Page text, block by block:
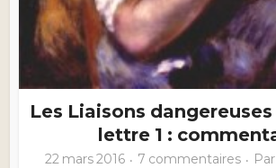
Les Liaisons
lettre 1 :
22 mars 2016 7 commentaires Par